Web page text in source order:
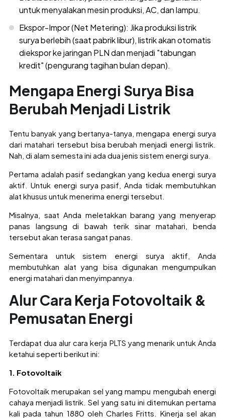
untuk menyalakan mesin produksi, AC, dan lampu.
Ekspor-Impor (Net Metering): Jika produksi listrik
surya berlebih (saat pabrik libur), listrik akan otomatis
diekspor ke jaringan PLN dan menjadi "tabungan
kredit" (pengurang tagihan bulan depan).
Mengapa Energi Surya Bisa
Berubah Menjadi Listrik
Tentu banyak yang bertanya-tanya, mengapa energi surya
dari matahari tersebut bisa berubah menjadi energi listrik.
Nah, di alam semesta ini ada dua jenis sistem energi surya.
Pertama adalah pasif sedangkan yang kedua energi surya
aktif. Untuk energi surya pasif, Anda tidak membutuhkan
alat khusus untuk menerima energi tersebut.
Misalnya, saat Anda meletakkan barang yang menyerap
panas langsung di bawah terik sinar matahari, benda
tersebut akan terasa sangat panas.
Sementara untuk sistem energi surya aktif, Anda
membutuhkan alat yang bisa digunakan mengumpulkan
energi matahari dan menyimpannya.
Alur Cara Kerja Fotovoltaik &
Pemusatan Energi
Terdapat dua alur cara kerja PLTS yang menarik untuk Anda
ketahui seperti berikut ini:
1. Fotovoltaik
Fotovoltaik merupakan sel yang mampu mengubah energi
cahaya menjadi listrik. Sel yang satu ini ditemukan pertama
kali pada tahun 1880 oleh Charles Fritts. Kinerja sel akan